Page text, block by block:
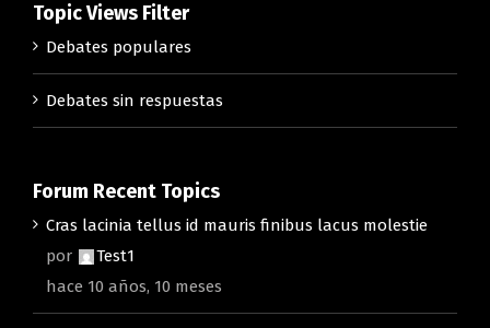
Topic Views Filter
Debates populares
Debates sin respuestas
Forum Recent Topics
Cras lacinia tellus id mauris finibus lacus molestie
por
Test1
hace 10 años, 10 meses